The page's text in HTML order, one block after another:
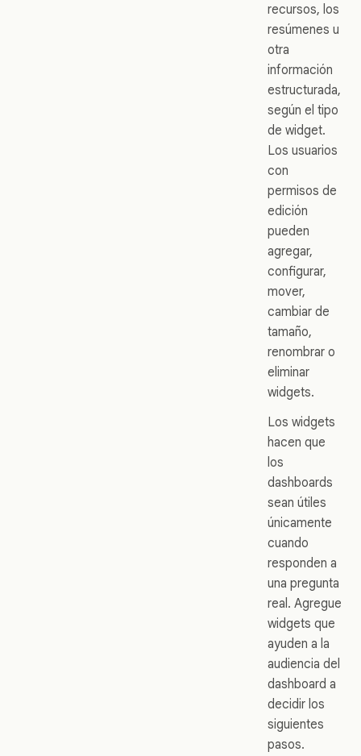
recursos, los
resúmenes u
otra
información
estructurada,
según el tipo
de widget.
Los usuarios
con
permisos de
edición
pueden
agregar,
configurar,
mover,
cambiar de
tamaño,
renombrar o
eliminar
widgets.
Los widgets
hacen que
los
dashboards
sean útiles
únicamente
cuando
responden a
una pregunta
real. Agregue
widgets que
ayuden a la
audiencia del
dashboard a
decidir los
siguientes
pasos.